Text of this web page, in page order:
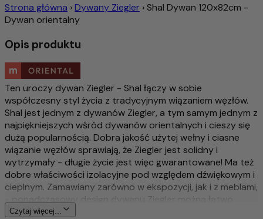
Strona główna ›Dywany Ziegler › Shal Dywan 120x82cm -
Dywan orientalny
Opis produktu
Ten uroczy dywan Ziegler - Shal łączy w sobie
współczesny styl życia z tradycyjnym wiązaniem węzłów.
Shal jest jednym z dywanów Ziegler, a tym samym jednym z
najpiękniejszych wśród dywanów orientalnych i cieszy się
dużą popularnością. Dobra jakość użytej wełny i ciasne
wiązanie węzłów sprawiają, że Ziegler jest solidny i
wytrzymały - długie życie jest więc gwarantowane! Ma też
dobre właściwości izolacyjne pod względem dźwiękowym i
cieplnym. Zamawiany zarówno w ekspozycji, jak i z meblami,
- ponadczasowy design dywanu Ziegler można łatwo
połączyć z każdym stylem wnętrza. Wzory często
Czytaj więcej...